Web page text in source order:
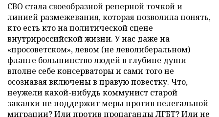
СВО стала своеобразной реперной точкой и
линией размежевания, которая позволила понять,
кто есть кто на политической сцене
внутрироссийской жизни. У нас даже на
«просоветском», левом (не леволиберальном)
фланге большинство людей в глубине души
вполне себе консерваторы и сами того не
осознавая включены в правую повестку. Что,
неужели какой-нибудь коммунист старой
закалки не поддержит меры против нелегальной
миграции? Или против пропаганды ЛГБТ? Или не